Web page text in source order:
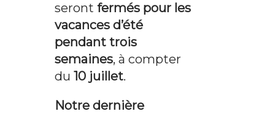
seront fermés pour les
vacances d’été
pendant trois
semaines, à compter
du 10 juillet.
Notre dernière